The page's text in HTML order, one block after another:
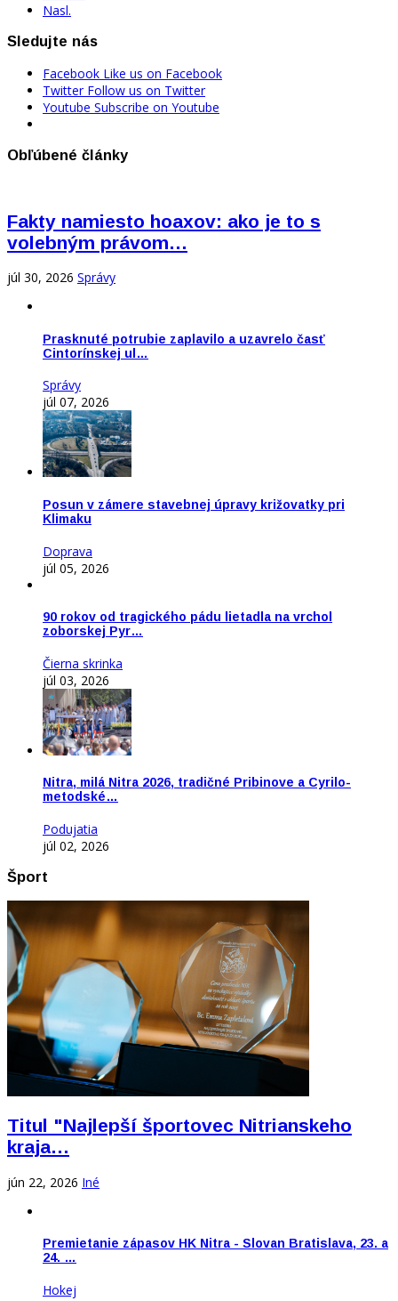
Nasl.
Sledujte nás
Facebook Like us on Facebook
Twitter Follow us on Twitter
Youtube Subscribe on Youtube
Obľúbené články
Fakty namiesto hoaxov: ako je to s
volebným právom…
júl 30, 2026 Správy
Prasknuté potrubie zaplavilo a uzavrelo časť
Cintorínskej ul…
Správy
júl 07, 2026
Posun v zámere stavebnej úpravy križovatky pri
Klimaku
Doprava
júl 05, 2026
90 rokov od tragického pádu lietadla na vrchol
zoborskej Pyr…
Čierna skrinka
júl 03, 2026
Nitra, milá Nitra 2026, tradičné Pribinove a Cyrilo-
metodské…
Podujatia
júl 02, 2026
Šport
Titul "Najlepší športovec Nitrianskeho
kraja…
jún 22, 2026 Iné
Premietanie zápasov HK Nitra - Slovan Bratislava, 23. a
24. …
Hokej